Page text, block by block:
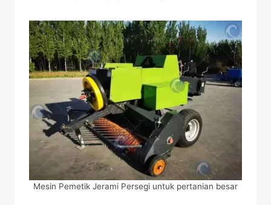
Mesin Pemetik Jerami Persegi untuk pertanian besar